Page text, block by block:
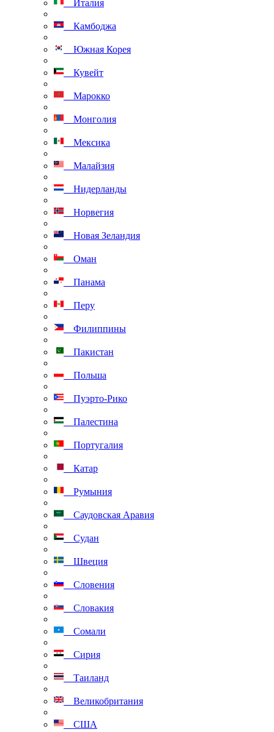
Италия
Камбоджа
Южная Корея
Кувейт
Марокко
Монголия
Мексика
Малайзия
Нидерланды
Норвегия
Новая Зеландия
Оман
Панама
Перу
Филиппины
Пакистан
Польша
Пуэрто-Рико
Палестина
Португалия
Катар
Румыния
Саудовская Аравия
Судан
Швеция
Словения
Словакия
Сомали
Сирия
Таиланд
Великобритания
США